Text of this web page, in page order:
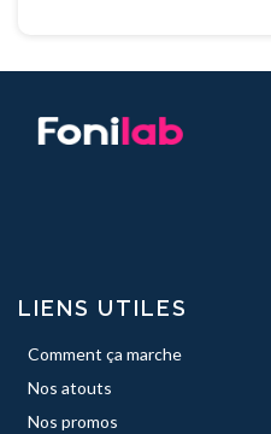
LIENS UTILES
Comment ça marche
Nos atouts
Nos promos